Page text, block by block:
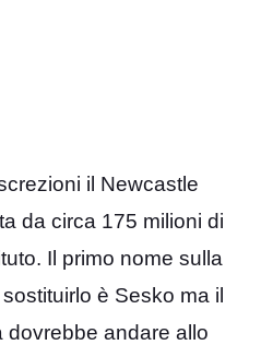
il Newcastle
da circa 175 milioni di
Il primo nome sulla
è Sesko ma il
dovrebbe andare allo